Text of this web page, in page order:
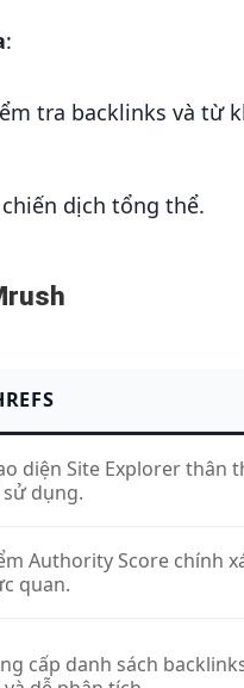
:
tra backlinks và từ
dịch tổng thể.
diện Site Explorer thân
sử dụng.
Authority Score chính
quan.
cấp danh sách